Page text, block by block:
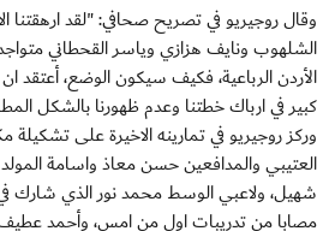
وقال روجيريو في تصريح صحافي: "لقد ارهقتنا
الشلهوب ونايف هزازي وياسر القحطاني
الأردن الرباعية، فكيف سيكون الوضع،
كبير في ارباك خطتنا وعدم ظهورنا بالشكل
وركز روجيريو في تمارينه الاخيرة على
العتيبي والمدافعين حسن معاذ واسامة
شهيل، ولاعبي الوسط محمد نور الذي شارك
مصابا من تدريبات اول من امس، وأحمد